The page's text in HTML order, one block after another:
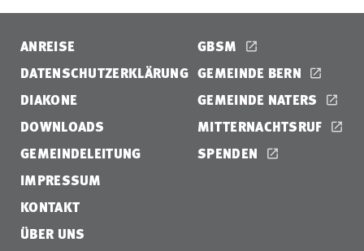
ANREISE
DATENSCHUTZERKLÄRUNG
DIAKONE
DOWNLOADS
GEMEINDELEITUNG
IMPRESSUM
KONTAKT
ÜBER UNS
GBSM
GEMEINDE BERN
GEMEINDE NATERS
MITTERNACHTSRUF
SPENDEN